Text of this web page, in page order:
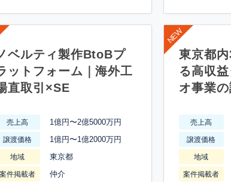
ベルティ製作BtoBプ
ットフォーム｜海外工
直取引×SE
売上高 1億円〜2億5000万円
譲渡価格 1億円〜1億2000万円
地域 東京都
案件掲載者 仲介
東京都
る高収
オ事業
売上高
譲渡価格
地域
案件掲載者